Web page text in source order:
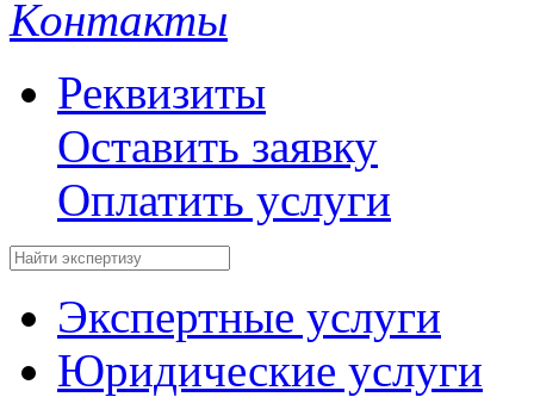
Контакты
Реквизиты
Оставить заявку
Оплатить услуги
Экспертные услуги
Юридические услуги